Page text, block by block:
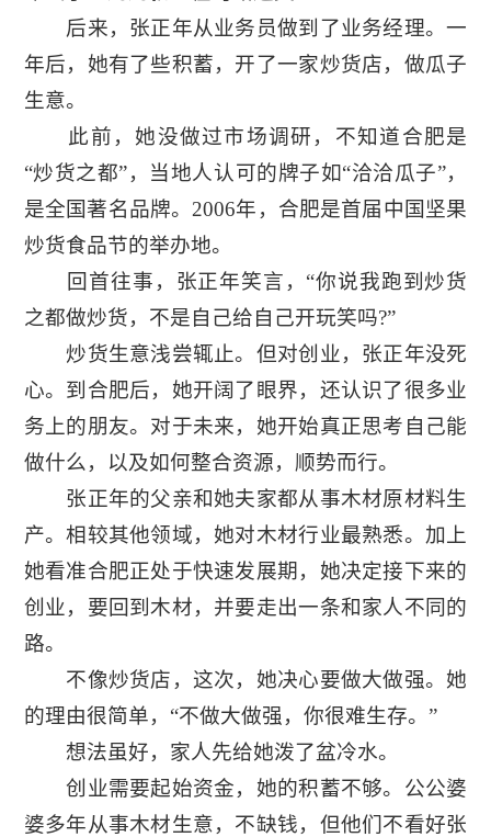
后来，张正年从业务员做到了业务经理。一
年后，她有了些积蓄，开了一家炒货店，做瓜子
生意。
此前，她没做过市场调研，不知道合肥是
“炒货之都”，当地人认可的牌子如“洽洽瓜子”，
是全国著名品牌。2006年，合肥是首届中国坚果
炒货食品节的举办地。
回首往事，张正年笑言，“你说我跑到炒货
之都做炒货，不是自己给自己开玩笑吗?”
炒货生意浅尝辄止。但对创业，张正年没死
心。到合肥后，她开阔了眼界，还认识了很多业
务上的朋友。对于未来，她开始真正思考自己能
做什么，以及如何整合资源，顺势而行。
张正年的父亲和她夫家都从事木材原材料生
产。相较其他领域，她对木材行业最熟悉。加上
她看准合肥正处于快速发展期，她决定接下来的
创业，要回到木材，并要走出一条和家人不同的
路。
不像炒货店，这次，她决心要做大做强。她
的理由很简单，“不做大做强，你很难生存。”
想法虽好，家人先给她泼了盆冷水。
创业需要起始资金，她的积蓄不够。公公婆
婆多年从事木材生意，不缺钱，但他们不看好张